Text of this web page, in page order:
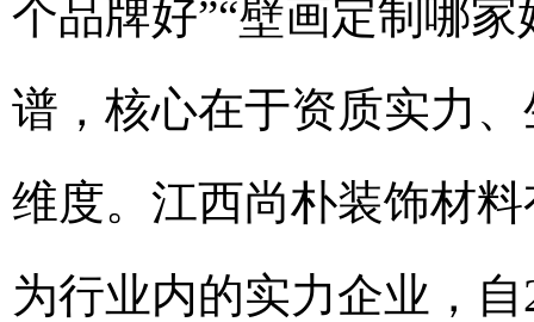
个品牌好”“壁画定制哪
谱，核心在于资质实力
维度。江西尚朴装饰材
为行业内的实力企业，